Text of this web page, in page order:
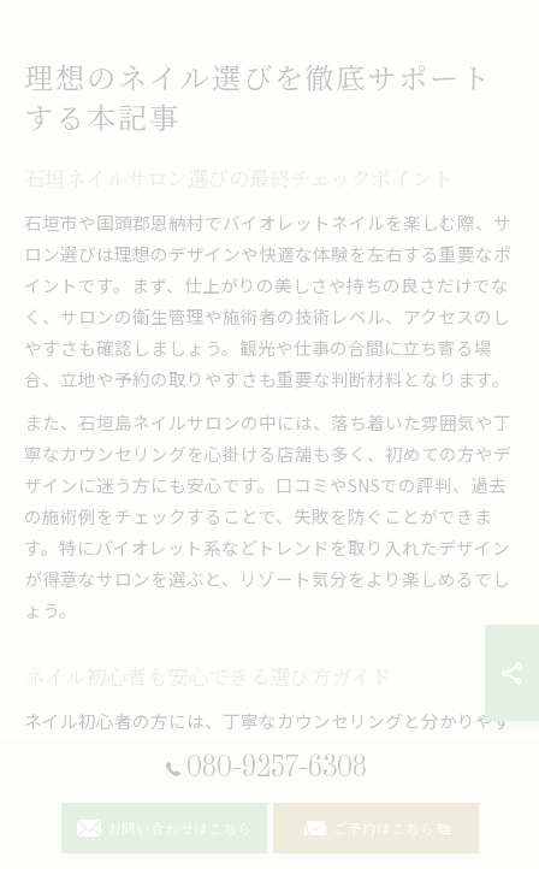
理想のネイル選びを徹底サポート
する本記事
石垣ネイルサロン選びの最終チェックポイント
石垣市や国頭郡恩納村でバイオレットネイルを楽しむ際、サ
ロン選びは理想のデザインや快適な体験を左右する重要なポ
イントです。まず、仕上がりの美しさや持ちの良さだけでな
く、サロンの衛生管理や施術者の技術レベル、アクセスのし
やすさも確認しましょう。観光や仕事の合間に立ち寄る場
合、立地や予約の取りやすさも重要な判断材料となります。
また、石垣島ネイルサロンの中には、落ち着いた雰囲気や丁
寧なカウンセリングを心掛ける店舗も多く、初めての方やデ
ザインに迷う方にも安心です。口コミやSNSでの評判、過去
の施術例をチェックすることで、失敗を防ぐことができま
す。特にバイオレット系などトレンドを取り入れたデザイン
が得意なサロンを選ぶと、リゾート気分をより楽しめるでし
ょう。
ネイル初心者も安心できる選び方ガイド
ネイル初心者の方には、丁寧なカウンセリングと分かりやす
い説明を行うサロンの利用がおすすめです。石垣市や恩納村
のネイルサロンでは、肌や雰囲気に合わせた色味やデザイン
提案を行うケースが多く、不安な点や疑問にも親身に対応し
てくれます。初めての方でも、施術前に料金や所要時間、デ
080-9257-6308
お問い合わせはこちら ご予約はこちら